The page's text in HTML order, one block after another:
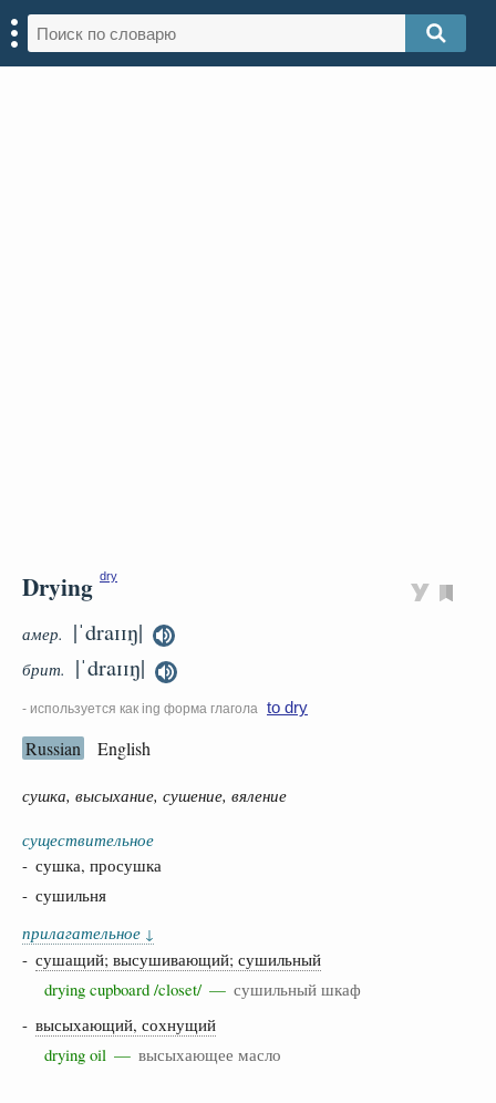
Drying dry
амер. |ˈdraɪɪŋ|
брит. |ˈdraɪɪŋ|
- используется как ing форма глагола to dry
Russian English
сушка, высыхание, сушение, вяление
существительное
- сушка, просушка
- сушильня
прилагательное ↓
- сушащий; высушивающий; сушильный
drying cupboard /closet/ — сушильный шкаф
- высыхающий, сохнущий
drying oil — высыхающее масло